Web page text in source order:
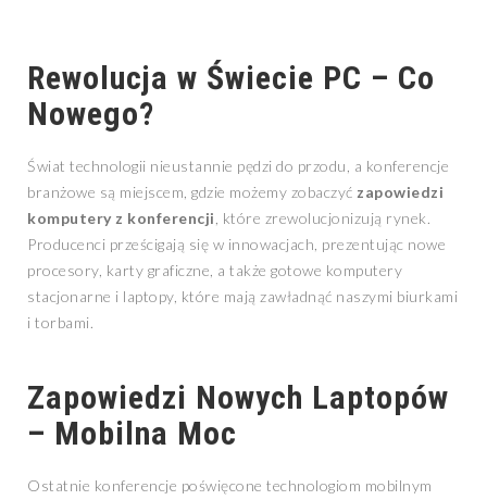
Rewolucja w Świecie PC – Co
Nowego?
Świat technologii nieustannie pędzi do przodu, a konferencje
branżowe są miejscem, gdzie możemy zobaczyć zapowiedzi
komputery z konferencji , które zrewolucjonizują rynek.
Producenci prześcigają się w innowacjach, prezentując nowe
procesory, karty graficzne, a także gotowe komputery
stacjonarne i laptopy, które mają zawładnąć naszymi biurkami
i torbami.
Zapowiedzi Nowych Laptopów
– Mobilna Moc
Ostatnie konferencje poświęcone technologiom mobilnym